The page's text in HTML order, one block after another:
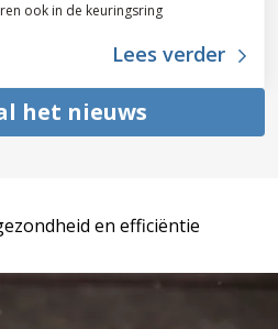
ook in de keuringsring
Lees verder
het nieuws